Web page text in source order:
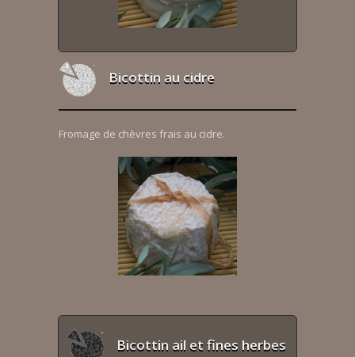
Bicottin au cidre
Fromage de chèvres frais au cidre.
Bicottin ail et fines herbes